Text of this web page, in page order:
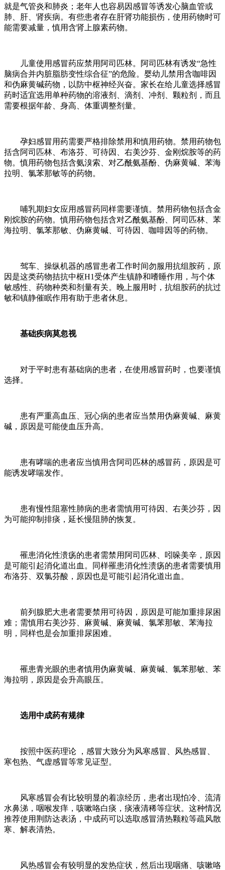
就是气管炎和肺炎；老年人也容易因感冒等诱发心脑血管或
肺、肝、肾疾病。有些患者存在肝肾功能损伤，使用药物时可
能需要减量，慎用含肾上腺素药物。
儿童使用感冒药应禁用阿司匹林。阿司匹林有诱发“急性
脑病合并内脏脂肪变性综合征”的危险。婴幼儿禁用含咖啡因
和伪麻黄碱药物，以防中枢神经兴奋。家长在给儿童选择感冒
药时适宜选用单种药物的溶液剂、滴剂、冲剂、颗粒剂，而且
需要根据年龄、身高、体重调整剂量。
孕妇感冒用药需要严格排除禁用和慎用药物。禁用药物包
括含阿司匹林、布洛芬、可待因、右美沙芬、金刚烷胺等的药
物。慎用药物包括含氨溴索、对乙酰氨基酚、伪麻黄碱、苯海
拉明、氯苯那敏等的药物。
哺乳期妇女应用感冒药同样需要谨慎。禁用药物包括含金
刚烷胺的药物。慎用药物包括含对乙酰氨基酚、阿司匹林、苯
海拉明、氯苯那敏、伪麻黄碱、可待因、咖啡因等的药物。
驾车、操纵机器的感冒患者工作时间勿服用抗组胺药，原
因是这类药物拮抗中枢H1受体产生镇静和嗜睡作用，与个体
敏感性、药物种类和剂量有关。晚上服用时，抗组胺药的抗过
敏和镇静催眠作用有助于患者休息。
基础疾病莫忽视
对于平时患有基础病的患者，在使用感冒药时，也要谨慎
选择。
患有严重高血压、冠心病的患者应当禁用伪麻黄碱、麻黄
碱，原因是可能使血压升高。
患有哮喘的患者应当慎用含阿司匹林的感冒药，原因是可
能诱发哮喘发作。
患有慢性阻塞性肺病的患者需慎用可待因、右美沙芬，因
为可能抑制排痰，延长慢阻肺的恢复。
罹患消化性溃疡的患者需禁用阿司匹林、吲哚美辛，原因
是可能引起消化道出血。同样罹患消化性溃疡的患者需要慎用
布洛芬、双氯芬酸，原因也是可能引起消化道出血。
前列腺肥大患者需要禁用可待因，原因是可能加重排尿困
难；需慎用右美沙芬、麻黄碱、麻黄碱、氯苯那敏、苯海拉
明，同样也是会加重排尿困难。
罹患青光眼的患者慎用伪麻黄碱、麻黄碱、氯苯那敏、苯
海拉明，原因是会升高眼压。
选用中成药有规律
按照中医药理论 ，感冒大致分为风寒感冒、风热感冒、
寒包热、气虚感冒等常见证型。
风寒感冒会有比较明显的着凉经历，患者出现怕冷、流清
水鼻涕，咽喉发痒，咳嗽咯白痰，痰液清稀等症状。这种情况
推荐使用荆防达表汤，中成药可以选取感冒清热颗粒等疏风散
寒、解表清热。
风热感冒会有较明显的发热症状，然后出现咽痛、咳嗽咯